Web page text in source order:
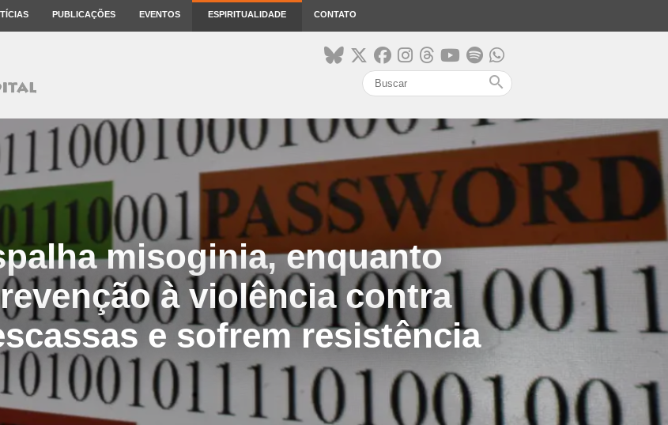
PUBLICAÇÕES EVENTOS ESPIRITUALIDADE CONTATO
search
misoginia, enquanto
à violência contra
e sofrem resistência